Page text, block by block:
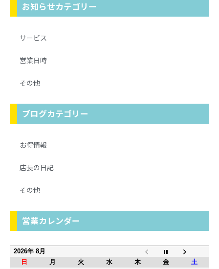
お知らせカテゴリー
サービス
営業日時
その他
ブログカテゴリー
お得情報
店長の日記
その他
営業カレンダー
2026年 8月
日
月 火 水 木 金
土